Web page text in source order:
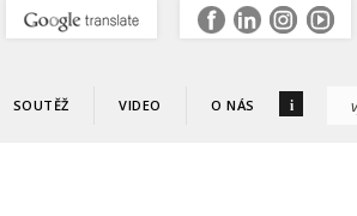
.
SOUTĚŽ VIDEO O NÁS i